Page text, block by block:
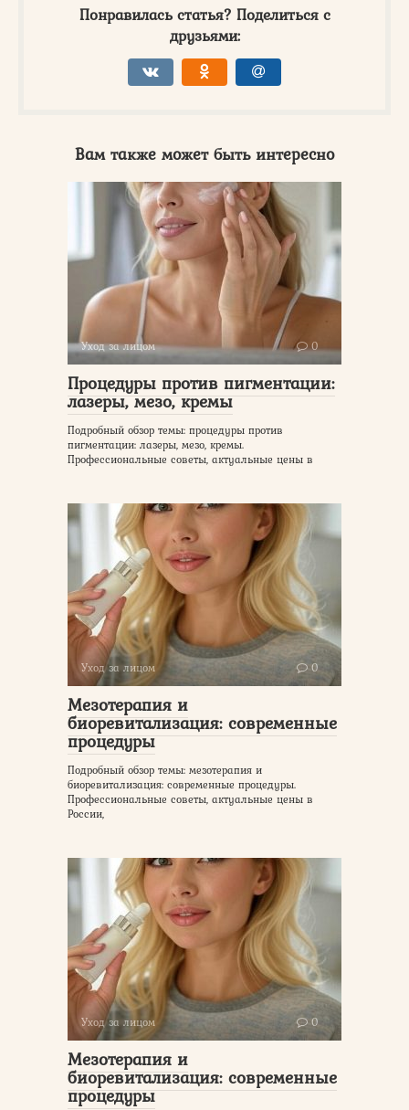
Понравилась статья? Поделиться с
друзьями:
Вам также может быть интересно
Уход за лицом 0
Процедуры против пигментации:
лазеры, мезо, кремы
Подробный обзор темы: процедуры против
пигментации: лазеры, мезо, кремы.
Профессиональные советы, актуальные цены в
Уход за лицом 0
Мезотерапия и
биоревитализация: современные
процедуры
Подробный обзор темы: мезотерапия и
биоревитализация: современные процедуры.
Профессиональные советы, актуальные цены в
России,
Уход за лицом 0
Мезотерапия и
биоревитализация: современные
процедуры